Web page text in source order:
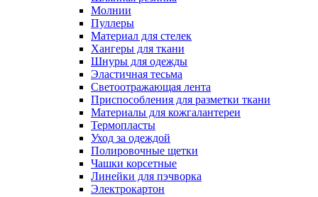
Молнии
Пуллеры
Материал для стелек
Хангеры для ткани
Шнуры для одежды
Эластичная тесьма
Светоотражающая лента
Приспособления для разметки ткани
Материалы для кожгалантереи
Термопласты
Уход за одеждой
Полировочные щетки
Чашки корсетные
Линейки для пэчворка
Электрокартон